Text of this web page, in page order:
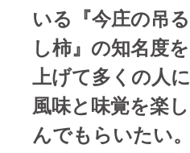
いる『今庄の吊る
し柿』の知名度を
上げて多くの人に
風味と味覚を楽し
んでもらいたい。